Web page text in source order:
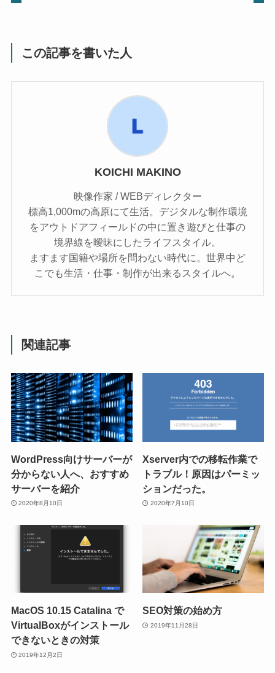
この記事を書いた人
KOICHI MAKINO
映像作家 / WEBディレクター
標高1,000mの高原にて生活。デジタルな制作環境
をアウトドアフィールドの中に置き遊びと仕事の
境界線を曖昧にしたライフスタイル。
ますます国籍や場所を問わない時代に。世界中ど
こでも生活・仕事・制作が出来るスタイルへ。
関連記事
WordPress向けサーバーが
分からない人へ、おすすめ
サーバーを紹介
2020年8月10日
Xserver内での移転作業で
トラブル！原因はパーミッ
ションだった。
2020年7月10日
MacOS 10.15 Catalina で
VirtualBoxがインストール
できないときの対策
2019年12月2日
SEO対策の始め方
2019年11月28日